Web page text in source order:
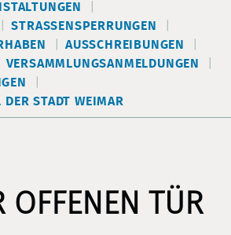
STRASSENSPERRUNGEN
AUSSCHREIBUNGEN
VERSAMMLUNGSANMELDUNGEN
STADT WEIMAR
OFFENEN TÜR